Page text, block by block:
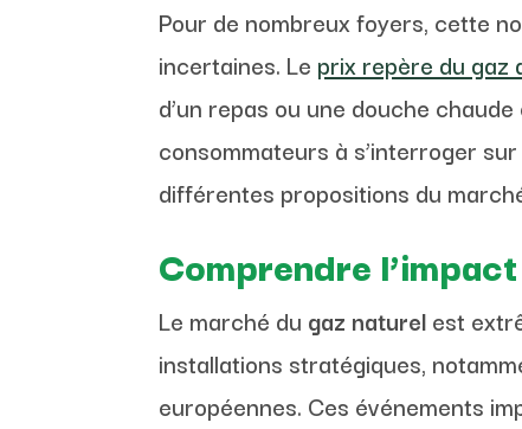
Pour de nombreux foyers, cette
incertaines. Le prix repère du gaz
d’un repas ou une douche
consommateurs à s’interroger
différentes propositions du
Comprendre
Le marché du gaz naturelest
installations stratégiques,
européennes. Ces événements